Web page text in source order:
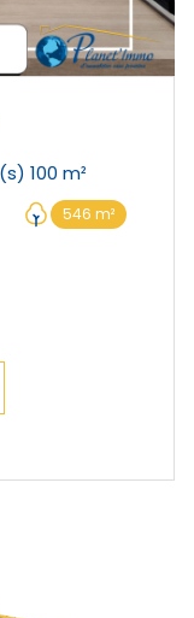
Villa 4 pièce(s) 3 chambre(s) 100 m²
546 m²